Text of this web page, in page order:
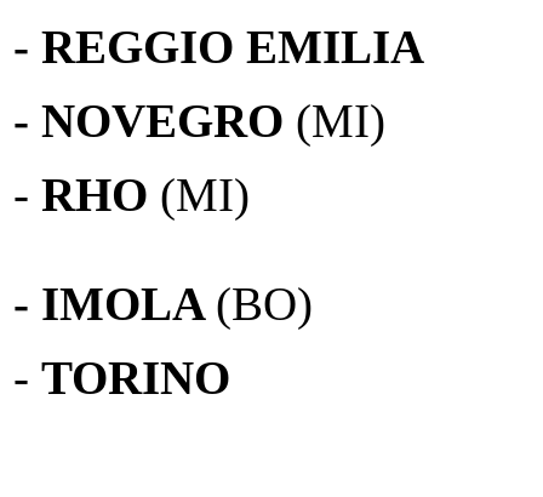
- REGGIO EMILIA
- NOVEGRO (MI)
- RHO (MI)
- IMOLA (BO)
- TORINO